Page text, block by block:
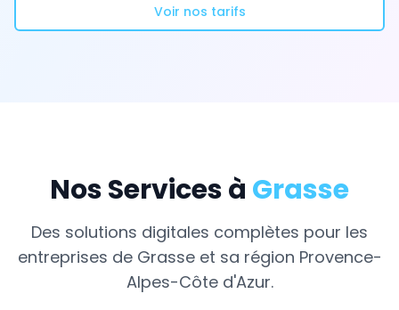
Voir nos tarifs
Nos Services à Grasse
Des solutions digitales complètes pour les
entreprises de Grasseet sa région Provence-
Alpes-Côte d'Azur.